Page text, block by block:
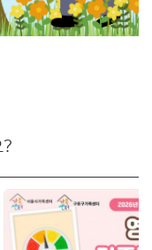
?